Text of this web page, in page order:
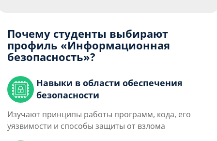
Почему студенты выбирают
профиль «Информационная
безопасность»?
Навыки в области обеспечения
безопасности
Изучают принципы работы программ, кода, его
уязвимости и способы защиты от взлома